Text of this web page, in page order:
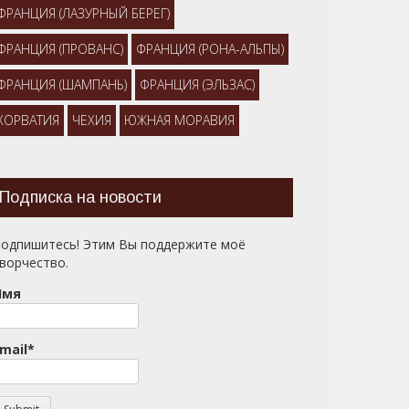
(ЛАЗУРНЫЙ БЕРЕГ)
(ПРОВАНС) ФРАНЦИЯ (РОНА-АЛЬПЫ)
(ШАМПАНЬ) ФРАНЦИЯ (ЭЛЬЗАС)
ЧЕХИЯ ЮЖНАЯ МОРАВИЯ
Подписка на новости
Этим Вы поддержите моё